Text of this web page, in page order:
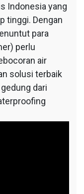
Indonesia yang
tinggi. Dengan
para
perlu
air
solusi terbaik
dari